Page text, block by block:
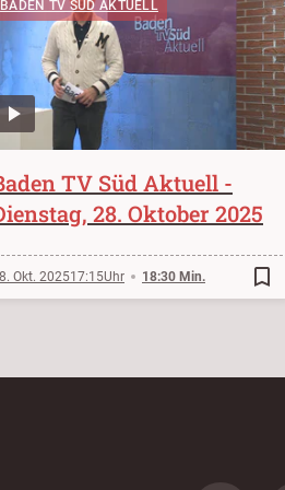
BADEN TV SÜD AKTUELL
TV Süd Aktuell -
28. Oktober 2025
Okt. 202517:15 18:30 Min. bookmark_border